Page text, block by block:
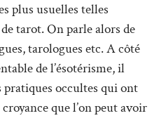
plus usuelles telles
tarot. On parle alors de
tarologues etc. A côté
de l’ésotérisme, il
pratiques occultes qui ont
que l’on peut avoir